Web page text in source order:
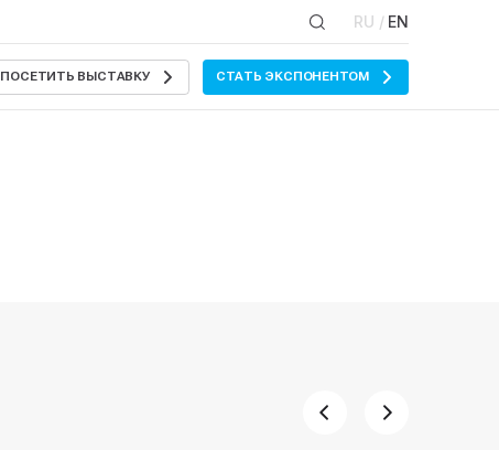
RU / EN
ПОСЕТИТЬ ВЫСТАВКУ СТАТЬ ЭКСПОНЕНТОМ